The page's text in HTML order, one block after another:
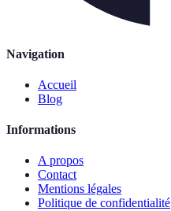
Navigation
Accueil
Blog
Informations
A propos
Contact
Mentions légales
Politique de confidentialité